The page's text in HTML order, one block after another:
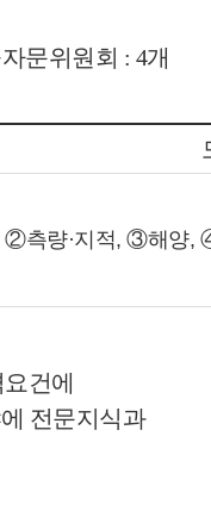
문위원회 : 4개
②측량·지적, ③해양,
건에
전문지식과